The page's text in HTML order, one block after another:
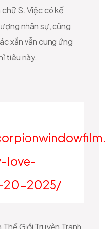
S. Việc có kế
nhân sự, cũng
xắn vẫn cung ứng
tiêu này.
love-
20-2025/